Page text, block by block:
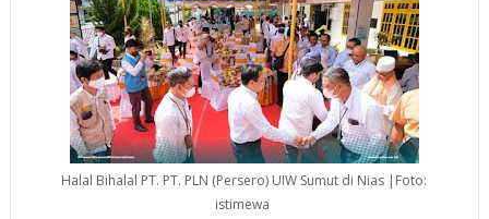
Halal Bihalal PT. PT. PLN (Persero) UIW Sumut di Nias |Foto:
istimewa